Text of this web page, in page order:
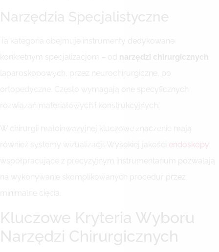
Narzędzia Specjalistyczne
Ta kategoria obejmuje instrumenty dedykowane
konkretnym specjalizacjom – od narzędzi chirurgicznych
laparoskopowych, przez neurochirurgiczne, po
ortopedyczne. Często wymagają one specyficznych
rozwiązań materiałowych i konstrukcyjnych.
W chirurgii małoinwazyjnej kluczowe znaczenie mają
również systemy wizualizacji. Wysokiej jakości endoskopy
współpracujące z precyzyjnym instrumentarium pozwalają
na wykonywanie skomplikowanych procedur przez
minimalne cięcia.
Kluczowe Kryteria Wyboru
Narzędzi Chirurgicznych